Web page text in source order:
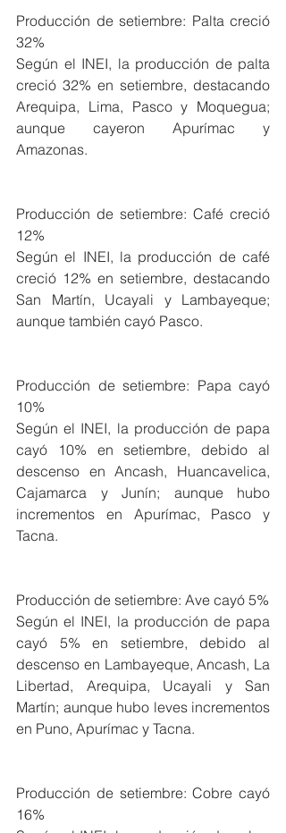
Producción de setiembre: Palta creció
32%
Según el INEI, la producción de palta
creció 32% en setiembre, destacando
Arequipa, Lima, Pasco y Moquegua;
aunque cayeron Apurímac y
Amazonas.
Producción de setiembre: Café creció
12%
Según el INEI, la producción de café
creció 12% en setiembre, destacando
San Martín, Ucayali y Lambayeque;
aunque también cayó Pasco.
Producción de setiembre: Papa cayó
10%
Según el INEI, la producción de papa
cayó 10% en setiembre, debido al
descenso en Ancash, Huancavelica,
Cajamarca y Junín; aunque hubo
incrementos en Apurímac, Pasco y
Tacna.
Producción de setiembre: Ave cayó 5%
Según el INEI, la producción de papa
cayó 5% en setiembre, debido al
descenso en Lambayeque, Ancash, La
Libertad, Arequipa, Ucayali y San
Martín; aunque hubo leves incrementos
en Puno, Apurímac y Tacna.
Producción de setiembre: Cobre cayó
16%